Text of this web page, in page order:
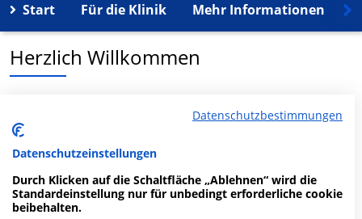
Start Für die Klinik Mehr Informationen
Herzlich Willkommen
Naemi-Wilke-Stift in der Dr.-Ayrer-Str. 1-Apr ist ein
medizinisches Versorgungszentrum in Guben.
Mehr Informationen
Datenschutzbestimmungen
Datenschutzeinstellungen
Durch Klicken auf die Schaltfläche „Ablehnen“ wird die
Standardeinstellung nur für unbedingt erforderliche cookie
beibehalten.